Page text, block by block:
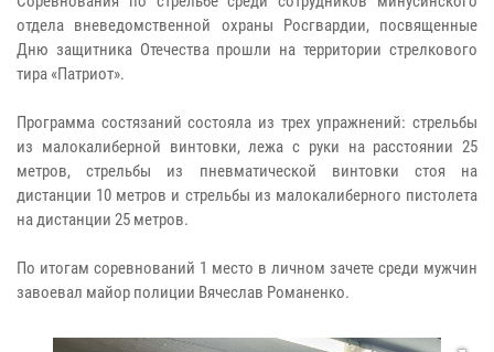
отдела вневедомственной охраны Росгвардии, посвященные
Дню защитника Отечества прошли на территории стрелкового
тира «Патриот».
Программа состязаний состояла из трех упражнений: стрельбы
из малокалиберной винтовки, лежа с руки на расстоянии 25
метров, стрельбы из пневматической винтовки стоя на
дистанции 10 метров и стрельбы из малокалиберного пистолета
на дистанции 25 метров.
По итогам соревнований 1 место в личном зачете среди мужчин
завоевал майор полиции Вячеслав Романенко.